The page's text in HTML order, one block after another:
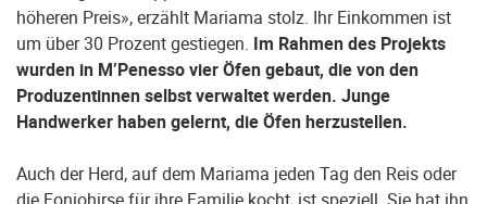
höheren Preis», erzählt Mariama stolz. Ihr Einkommen ist
um über 30 Prozent gestiegen. Im Rahmen des Projekts
wurden in M’Penesso vier Öfen gebaut, die von den
Produzentinnen selbst verwaltet werden. Junge
Handwerker haben gelernt, die Öfen herzustellen.
Auch der Herd, auf dem Mariama jeden Tag den Reis oder